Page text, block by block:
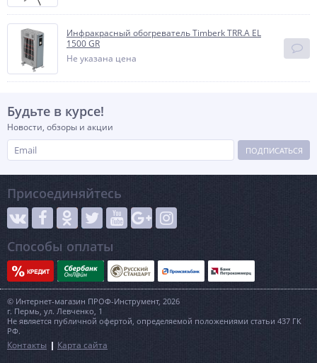
Инфракрасный обогреватель Timberk TRR.A EL
1500 GR
Не указана цена
Будьте в курсе!
Новости, обзоры и акции
ПОДПИСАТЬСЯ
Присоединяйтесь
Способы оплаты
© Интернет-магазин ПРОФ-Инструмент, 2026
г. Пермь, ул. Левченко, 1
Не является публичной офертой, определяемой положениями статьи 437 ГК
РФ.
Контакты Карта сайта